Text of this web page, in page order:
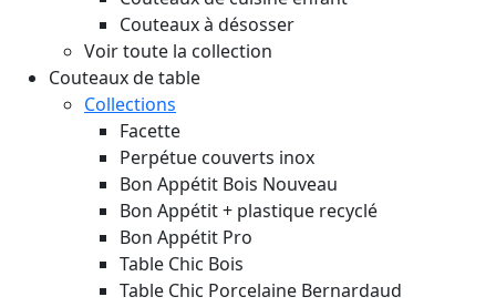
Couteaux à désosser
Voir toute la collection
Couteaux de table
Collections
Facette
Perpétue couverts inox
Bon Appétit Bois Nouveau
Bon Appétit + plastique recyclé
Bon Appétit Pro
Table Chic Bois
Table Chic Porcelaine Bernardaud